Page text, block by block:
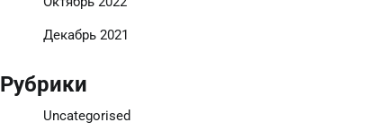
Декабрь 2021
Рубрики
Uncategorised